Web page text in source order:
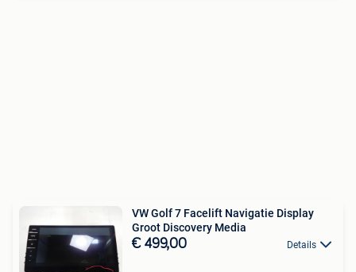
VW Golf 7 Facelift Navigatie Display
Groot Discovery Media
€ 499,00 Details